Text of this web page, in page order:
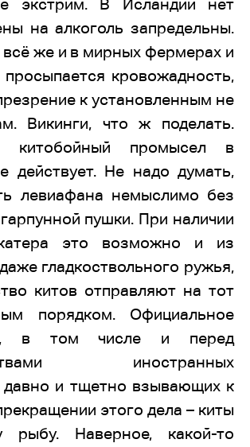
экстрим. В Исландии нет
на алкоголь запредельны.
всё же и в мирных фермерах и
просыпается кровожадность,
к установленным не
Викинги, что ж поделать.
китобойный промысел в
действует. Не надо думать,
левиафана немыслимо без
пушки. При наличии
это возможно и из
гладкоствольного ружья,
китов отправляют на тот
порядком. Официальное
в том числе и перед
иностранных
давно и тщетно взывающих к
этого дела – киты
Наверное, какой-то